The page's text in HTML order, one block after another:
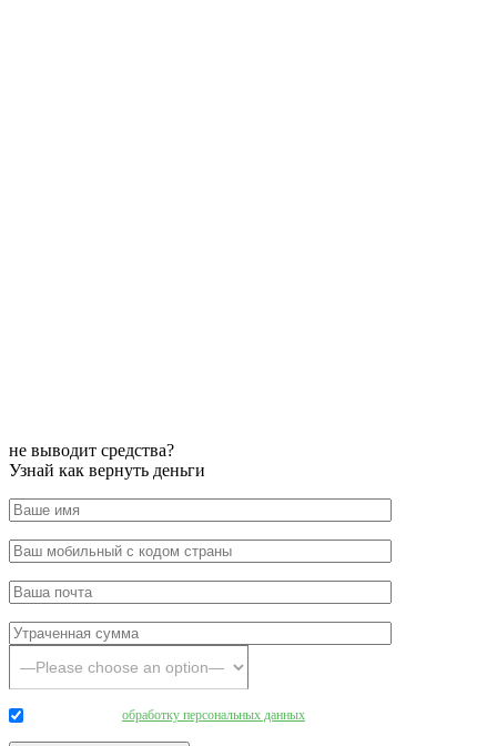
не выводит средства?
Узнай как вернуть деньги
обработку персональных данных